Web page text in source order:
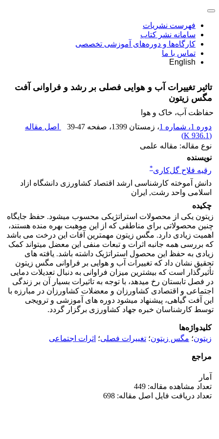
فهرست نشریات
سامانه نشر کتاب
کارگاه‌ها و دوره‌های آموزشی تخصصی
تماس با ما
English
تاثیر تغییرات آب و هوایی فصلی بر رشد و فراوانی آفت
مگس زیتون
حفاظت آب، خاک و هوا
دوره 1، شماره 1
، زمستان 1399 ، صفحه 39-47
اصل مقاله
(
936.1 K
)
نوع مقاله: مقاله علمی
نویسنده
رقیه فلاح گل‌کاری*
دانش آموخته کارشناسی ارشد اقتصاد کشاورزی دانشگاه ازاد
اسلامی واحد رشت, ایران
چکیده
زیتون یکی از محصولات استراتژیکی محسوب می­شود. حفظ جایگاه
چنین محصولاتی برای مناطقی که از این موهبت بهره منده هستند،
اهمیت زیادی دارد. مگس زیتون مهمترین آفات این درخت می باشد
که بررسی همه جانبه اثرات و تبعات منفی این معضل می­تواند کمک
زیادی به حفظ این محصول استراتژیک داشته باشد. یافته های
تحقیق نشان داد که تغییرات آب و هوایی بر فراوانی مگس زیتون
تأثیرگذار است که بیشترین میزان فراوانی به دنبال تعدیلات دمایی
در فصل تابستان رخ می­دهد، با توجه به تاثیرات بسیار آن بر زندگی
اجتماعی و اقتصادی کشاورزان و معضلات کشاورزان در مبارزه با
این آفت گیاهی، پیشنهاد می­شود دوره های آموزشی و ترویجی
توسط کارشناسان خبره جهاد کشاورزی برگزار گردد.
کلیدواژه‌ها
زیتون؛ مگس زیتون؛ تغییرات فصلی؛ اثرات اجتماعی
مراجع
آمار
تعداد مشاهده مقاله: 449
تعداد دریافت فایل اصل مقاله: 698